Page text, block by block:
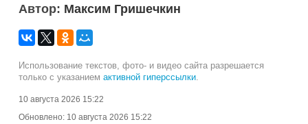
Автор: Максим Гришечкин
Использование текстов, фото- и видео сайта разрешается
только с указанием активной гиперссылки.
10 августа 2026 15:22
Обновлено: 10 августа 2026 15:22